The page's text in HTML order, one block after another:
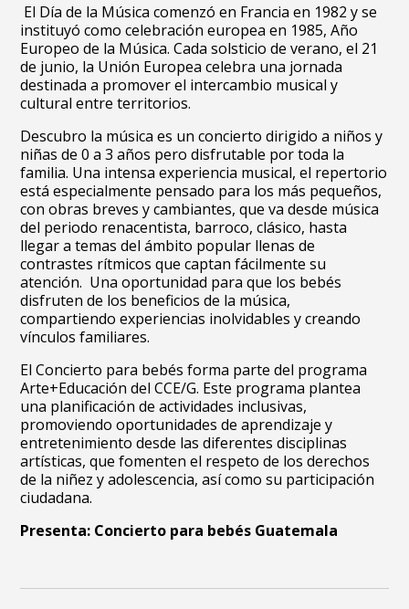
El Día de la Música comenzó en Francia en 1982 y se
instituyó como celebración europea en 1985, Año
Europeo de la Música. Cada solsticio de verano, el 21
de junio, la Unión Europea celebra una jornada
destinada a promover el intercambio musical y
cultural entre territorios.
Descubro la música es un concierto dirigido a niños y
niñas de 0 a 3 años pero disfrutable por toda la
familia. Una intensa experiencia musical, el repertorio
está especialmente pensado para los más pequeños,
con obras breves y cambiantes, que va desde música
del periodo renacentista, barroco, clásico, hasta
llegar a temas del ámbito popular llenas de
contrastes rítmicos que captan fácilmente su
atención. Una oportunidad para que los bebés
disfruten de los beneficios de la música,
compartiendo experiencias inolvidables y creando
vínculos familiares.
El Concierto para bebés forma parte del programa
Arte+Educación del CCE/G. Este programa plantea
una planificación de actividades inclusivas,
promoviendo oportunidades de aprendizaje y
entretenimiento desde las diferentes disciplinas
artísticas, que fomenten el respeto de los derechos
de la niñez y adolescencia, así como su participación
ciudadana.
Presenta: Concierto para bebés Guatemala